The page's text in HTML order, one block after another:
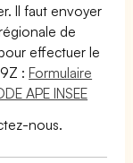
Il faut envoyer
de
effectuer le
:Formulaire
APE INSEE
nous.